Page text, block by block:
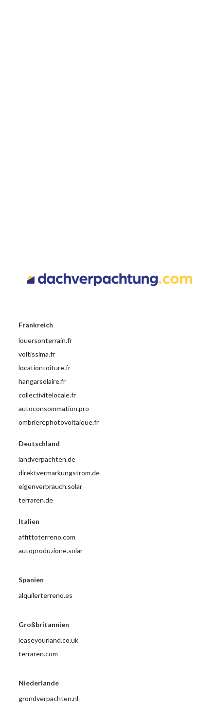
Frankreich
louersonterrain.fr
voltissima.fr
locationtoiture.fr
hangarsolaire.fr
collectivitelocale.fr
autoconsommation.pro
ombrierephotovoltaique.fr
Deutschland
landverpachten.de
direktvermarkungstrom.de
eigenverbrauch.solar
terraren.de
Italien
affittoterreno.com
autoproduzione.solar
Spanien
alquilerterreno.es
Großbritannien
leaseyourland.co.uk
terraren.com
Niederlande
grondverpachten.nl